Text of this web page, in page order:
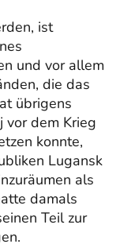
ist
und vor allem
die das
übrigens
vor dem Krieg
konnte,
Lugansk
als
damals
Teil zur